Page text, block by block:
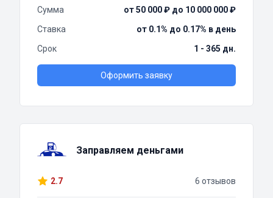
Сумма
от 50 000 ₽ до 10 000 000 ₽
Ставка
от 0.1% до 0.17% в день
Срок
1 - 365 дн.
Оформить заявку
Заправляем деньгами
2.7 6 отзывов